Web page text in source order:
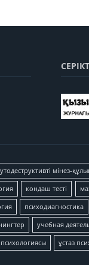
мінез-
кондаш тесті
психодиагностика
учебная
ұстаз